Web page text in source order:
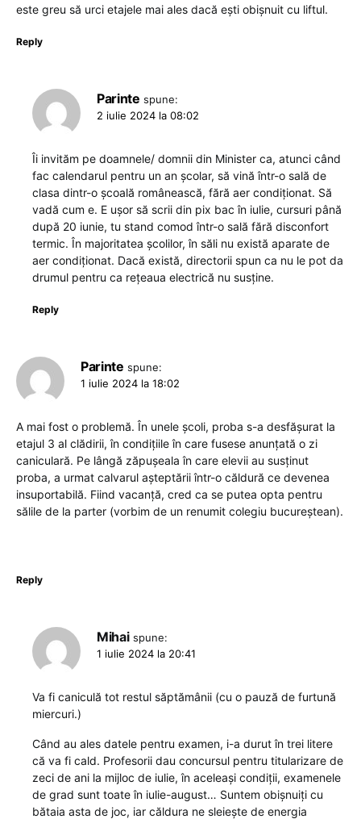
este greu să urci etajele mai ales dacă ești obișnuit cu liftul.
Reply
Parinte spune:
2 iulie 2024 la 08:02
Îi invităm pe doamnele/ domnii din Minister ca, atunci când
fac calendarul pentru un an școlar, să vină într-o sală de
clasa dintr-o școală românească, fără aer condiționat. Să
vadă cum e. E ușor să scrii din pix bac în iulie, cursuri până
după 20 iunie, tu stand comod într-o sală fără disconfort
termic. În majoritatea școlilor, în săli nu există aparate de
aer condiționat. Dacă există, directorii spun ca nu le pot da
drumul pentru ca rețeaua electrică nu susține.
Reply
Parinte spune:
1 iulie 2024 la 18:02
A mai fost o problemă. În unele școli, proba s-a desfășurat la
etajul 3 al clădirii, în condițiile în care fusese anunțată o zi
caniculară. Pe lângă zăpușeala în care elevii au susținut
proba, a urmat calvarul așteptării într-o căldură ce devenea
insuportabilă. Fiind vacanță, cred ca se putea opta pentru
sălile de la parter (vorbim de un renumit colegiu bucureștean).
Reply
Mihai spune:
1 iulie 2024 la 20:41
Va fi caniculă tot restul săptămânii (cu o pauză de furtună
miercuri.)
Când au ales datele pentru examen, i-a durut în trei litere
că va fi cald. Profesorii dau concursul pentru titularizare de
zeci de ani la mijloc de iulie, în aceleași condiții, examenele
de grad sunt toate în iulie-august… Suntem obișnuiți cu
bătaia asta de joc, iar căldura ne sleiește de energia